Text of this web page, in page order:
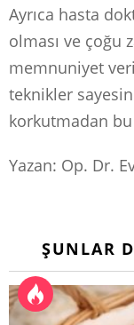
Ayrıca hasta
olması ve çoğu
memnuniyet
teknikler
korkutmadan
Yazan: Op. Dr.
ŞUNLAR